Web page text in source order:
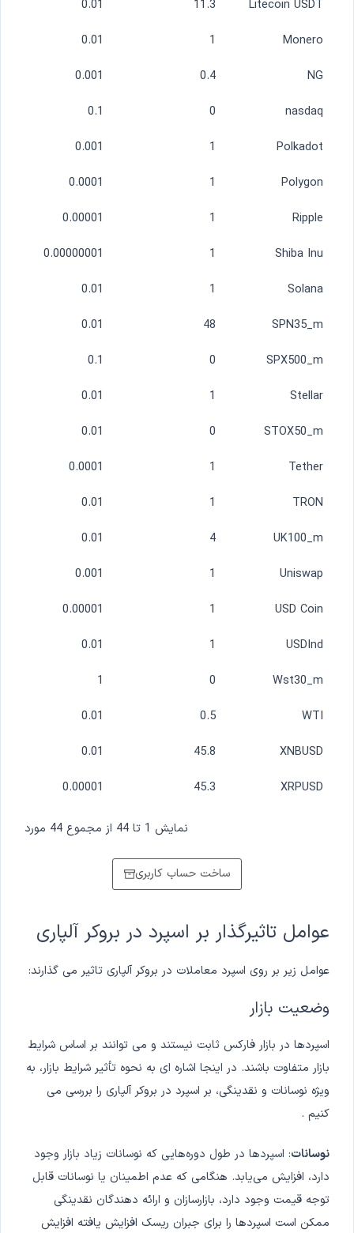
Litecoin USDT
11.3
0.01
Monero
1
0.01
NG
0.4
0.001
nasdaq
0
0.1
Polkadot
1
0.001
Polygon
1
0.0001
Ripple
1
0.00001
Shiba Inu
1
0.00000001
Solana
1
0.01
SPN35_m
48
0.01
SPX500_m
0
0.1
Stellar
1
0.01
STOX50_m
0
0.01
Tether
1
0.0001
TRON
1
0.01
UK100_m
4
0.01
Uniswap
1
0.001
USD Coin
1
0.00001
USDInd
1
0.01
Wst30_m
0
1
WTI
0.5
0.01
XNBUSD
45.8
0.01
XRPUSD
45.3
0.00001
نمایش 1 تا 44 از مجموع 44 مورد
ساخت حساب کاربری
عوامل تاثیرگذار بر اسپرد در بروکر آلپاری
عوامل زیر بر روی اسپرد معاملات در بروکر آلپاری تاثیر می گذارند:
وضعیت بازار
اسپردها در بازار فارکس ثابت نیستند و می توانند بر اساس شرایط
بازار متفاوت باشند. در اینجا اشاره ای به نحوه تأثیر شرایط بازار، به
ویژه نوسانات و نقدینگی، بر اسپرد در بروکر آلپاری را بررسی می
کنیم .
نوسانات: اسپردها در طول دوره‌هایی که نوسانات زیاد بازار وجود
دارد، افزایش می‌یابد. هنگامی که عدم اطمینان یا نوسانات قابل
توجه قیمت وجود دارد، بازارسازان و ارائه دهندگان نقدینگی
ممکن است اسپردها را برای جبران ریسک افزایش یافته افزایش